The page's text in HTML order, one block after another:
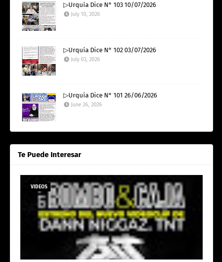
▷Urquía Dice N° 103 10/07/2026
July 10, 2026
▷Urquía Dice N° 102 03/07/2026
July 03, 2026
▷Urquía Dice N° 101 26/06/2026
June 26, 2026
Te Puede Interesar
VIDEOS